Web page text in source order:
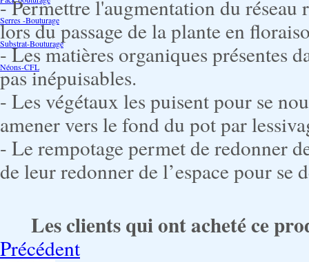
Serres -Bouturage
Substrat-Bouturage
Néons-CFL
- Permettre l'augmentation du
lors du passage de la plante en
- Les matières organiques présentes
pas inépuisables.
- Les végétaux les puisent pour se
amener vers le fond du pot par
- Le rempotage permet de redonner
de leur redonner de l’espace pour se
Les clients qui ont acheté ce
Précédent